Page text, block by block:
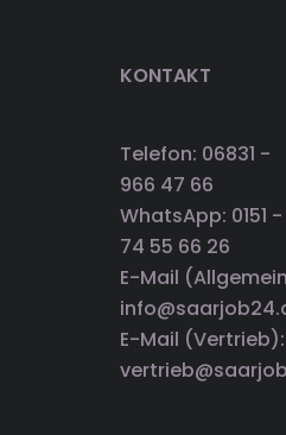
KONTAKT
Telefon: 06831 -
966 47 66
WhatsApp: 0151 -
74 55 66 26
E-Mail
E-Mail (Vertrieb):